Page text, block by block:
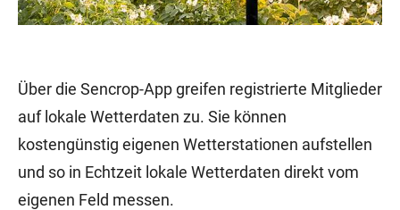
Über die Sencrop-App greifen registrierte Mitglieder
auf lokale Wetterdaten zu. Sie können
kostengünstig eigenen Wetterstationen aufstellen
und so in Echtzeit lokale Wetterdaten direkt vom
eigenen Feld messen.